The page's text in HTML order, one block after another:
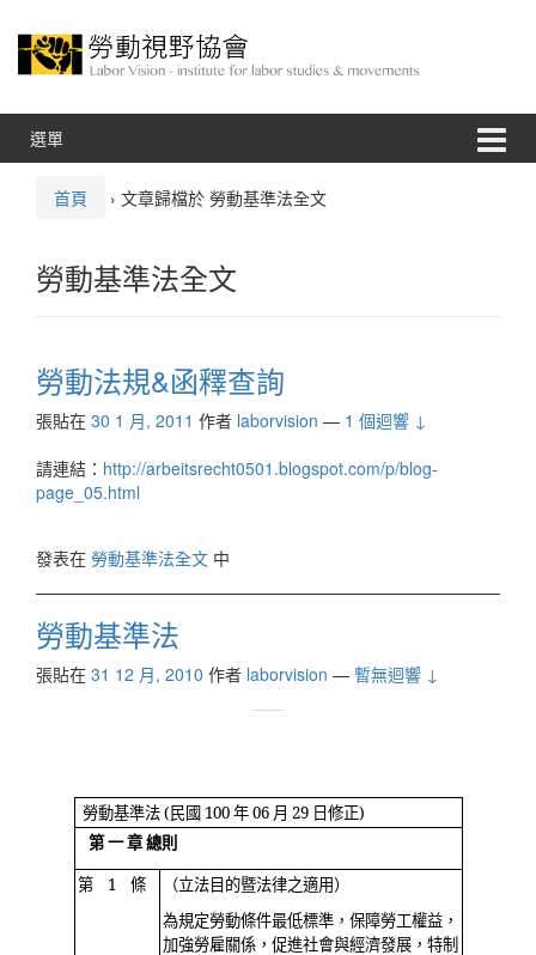
選單
首頁 › 文章歸檔於 勞動基準法全文
勞動基準法全文
勞動法規&函釋查詢
張貼在 30 1 月, 2011 作者 laborvision — 1 個迴響 ↓
請連結： http://arbeitsrecht0501.blogspot.com/p/blog-
page_05.html
發表在 勞動基準法全文 中
勞動基準法
張貼在 31 12 月, 2010 作者 laborvision — 暫無迴響 ↓
勞動基準法 (民國 100 年 06 月 29 日修正)
第 一 章 總則
第 1 條
（立法目的暨法律之適用）
為規定勞動條件最低標準，保障勞工權益，
加強勞雇關係，促進社會與經濟發展，特制